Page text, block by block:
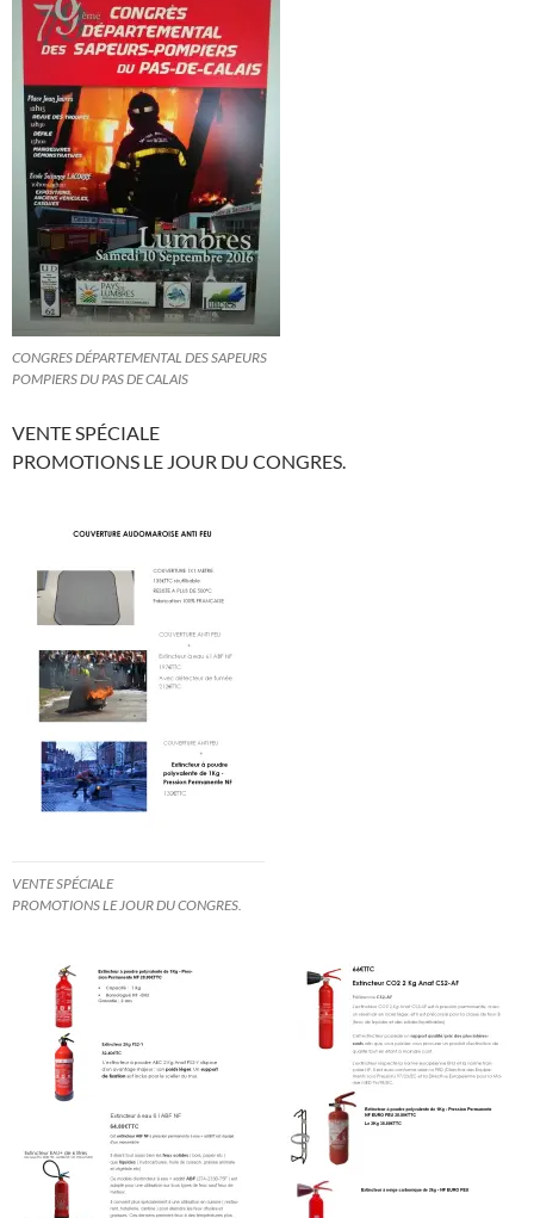
CONGRES DÉPARTEMENTAL DES SAPEURS
POMPIERS DU PAS DE CALAIS
VENTE SPÉCIALE
PROMOTIONS LE JOUR DU CONGRES.
VENTE SPÉCIALE
PROMOTIONS LE JOUR DU CONGRES.